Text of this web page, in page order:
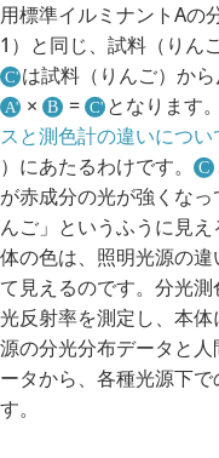
用標準イルミナントAの
1）と同じ、試料（りん
は試料（りんご）か
×
= となります
スと測色計の違いについ
）にあたるわけです。
が赤成分の光が強くな
んご」というふうに見
体の色は、照明光源の
て見えるのです。分光
光反射率を測定し、本
源の分光分布データと
ータから、各種光源下
す。